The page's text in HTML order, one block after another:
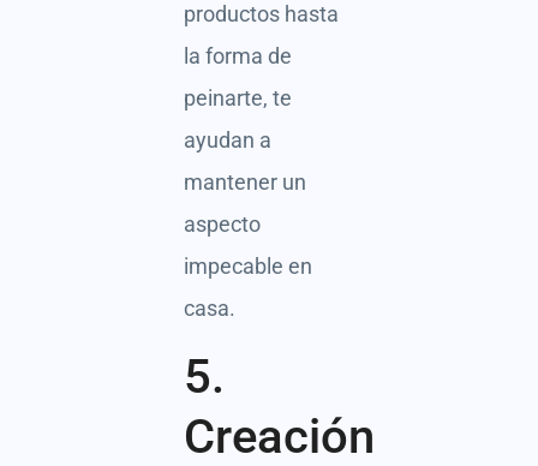
productos hasta
la forma de
peinarte, te
ayudan a
mantener un
aspecto
impecable en
casa.
5.
Creación